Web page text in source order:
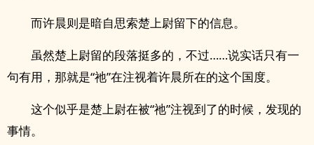
而许晨则是暗自思索楚上尉留下的信息。
虽然楚上尉留的段落挺多的，不过……说实话只有一
句有用，那就是“祂”在注视着许晨所在的这个国度。
这个似乎是楚上尉在被“祂”注视到了的时候，发现的
事情。